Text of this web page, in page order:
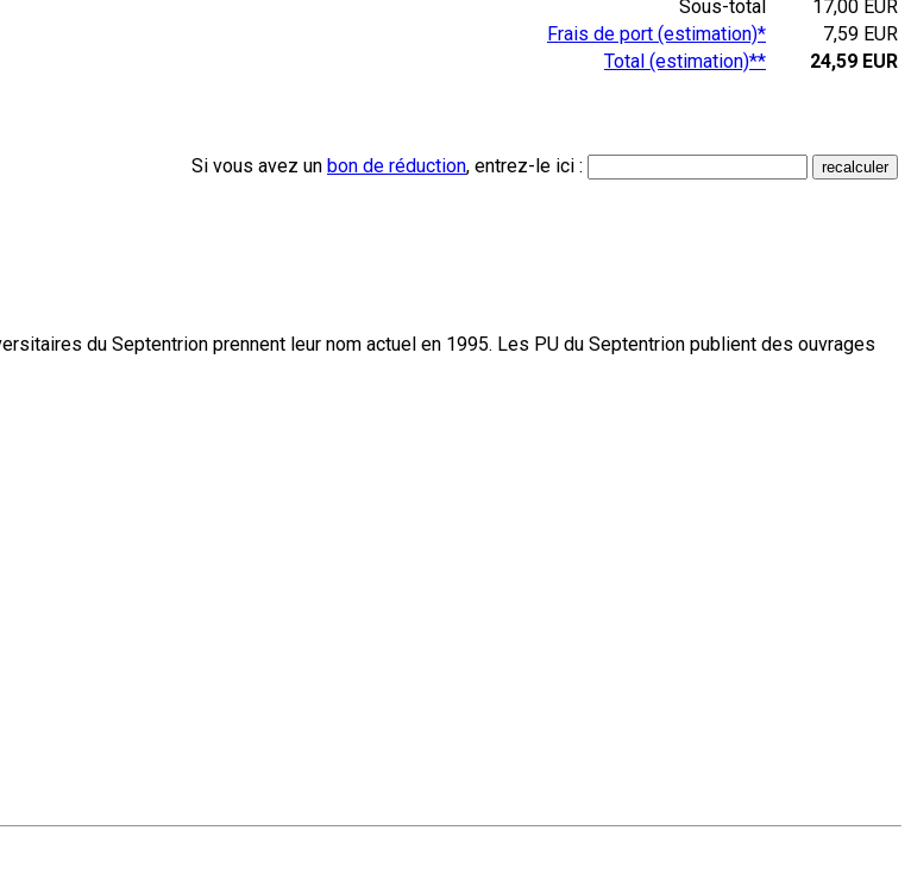
Sous-total
17,00 EUR
Frais de port (estimation)*
7,59 EUR
Total (estimation)**
24,59 EUR
Si vous avez un bon de réduction, entrez-le ici :
du Septentrion prennent leur nom actuel en 1995. Les PU du Septentrion publient des ouvrages